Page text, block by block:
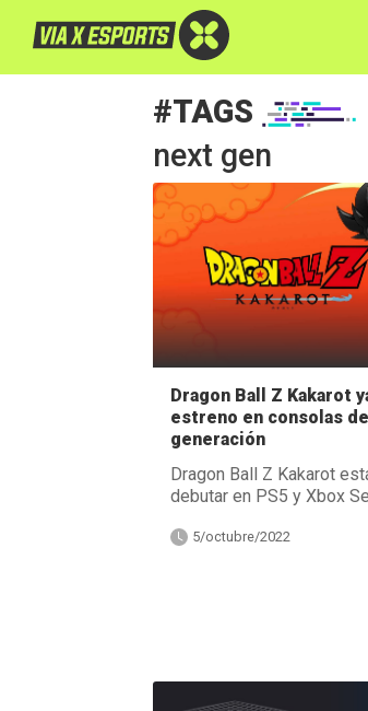
#TAGS
next gen
Dragon Ball Z Kakarot
estreno en consolas
generación
Dragon Ball Z Kakarot
debutar en PS5 y Xbox
5/octubre/2022